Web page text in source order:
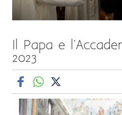
Il Papa e
2023